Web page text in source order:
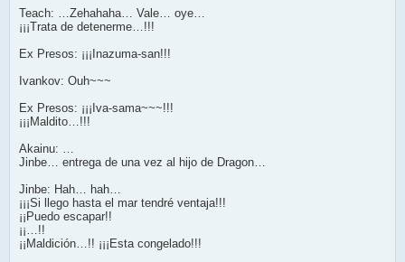
Teach: …Zehahaha… Vale… oye…
¡¡¡Trata de detenerme…!!!
Ex Presos: ¡¡¡Inazuma-san!!!
Ivankov: Ouh~~~
Ex Presos: ¡¡¡Iva-sama~~~!!!
¡¡¡Maldito…!!!
Akainu: …
Jinbe… entrega de una vez al hijo de Dragon…
Jinbe: Hah… hah…
¡¡¡Si llego hasta el mar tendré ventaja!!!
¡¡Puedo escapar!!
¡¡…!!
¡¡Maldición…!! ¡¡¡Esta congelado!!!